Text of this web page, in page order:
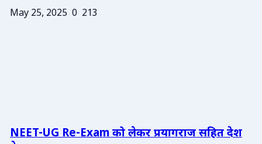
May 25, 2025 0 213
NEET-UG Re-Exam को लेकर प्रयागराज सहित देश